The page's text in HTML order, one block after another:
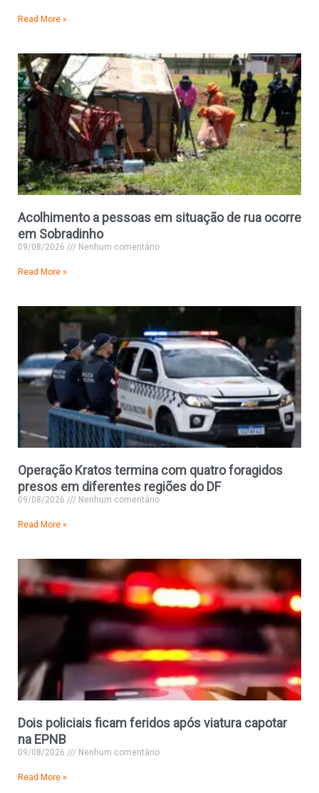
Read More »
Acolhimento a pessoas em situação de rua ocorre
em Sobradinho
09/08/2026 Nenhum comentário
Read More »
Operação Kratos termina com quatro foragidos
presos em diferentes regiões do DF
09/08/2026 Nenhum comentário
Read More »
Dois policiais ficam feridos após viatura capotar
na EPNB
09/08/2026 Nenhum comentário
Read More »